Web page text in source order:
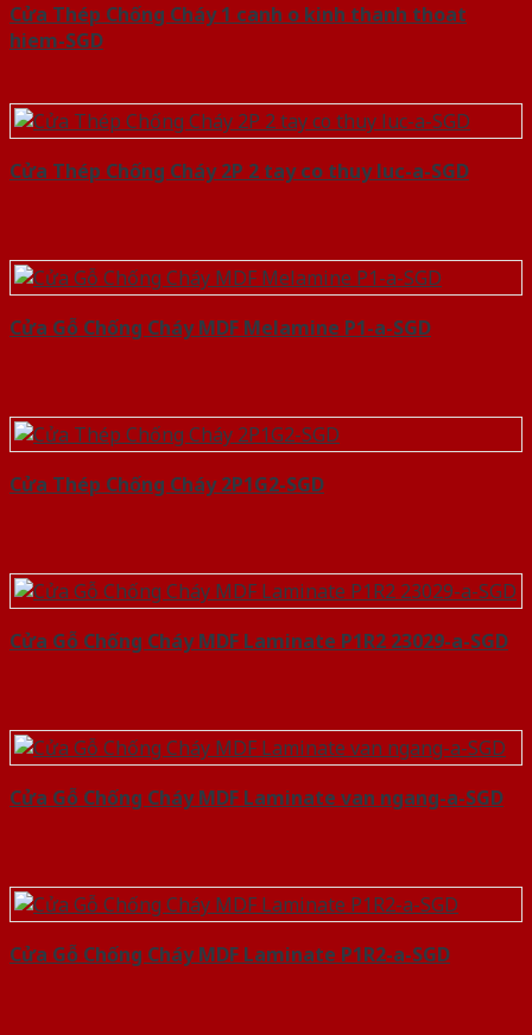
Cửa Thép Chống Cháy 1 canh o kinh thanh thoat
hiem-SGD
Cửa Thép Chống Cháy 2P 2 tay co thuy luc-a-SGD
Cửa Gỗ Chống Cháy MDF Melamine P1-a-SGD
Cửa Thép Chống Cháy 2P1G2-SGD
Cửa Gỗ Chống Cháy MDF Laminate P1R2 23029-a-SGD
Cửa Gỗ Chống Cháy MDF Laminate van ngang-a-SGD
Cửa Gỗ Chống Cháy MDF Laminate P1R2-a-SGD